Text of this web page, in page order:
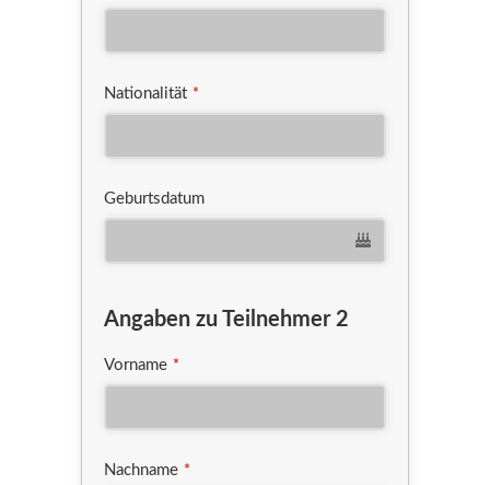
Nationalität *
Geburtsdatum
Angaben zu Teilnehmer 2
Vorname *
Nachname *